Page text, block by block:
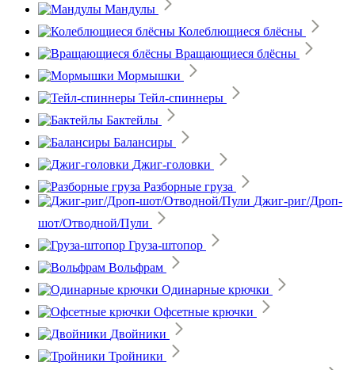
Мандулы
Колеблющиеся блёсны
Вращающиеся блёсны
Мормышки
Тейл-спиннеры
Бактейлы
Балансиры
Джиг-головки
Разборные груза
Джиг-риг/Дроп-
шот/Отводной/Пули
Груза-штопор
Вольфрам
Одинарные крючки
Офсетные крючки
Двойники
Тройники